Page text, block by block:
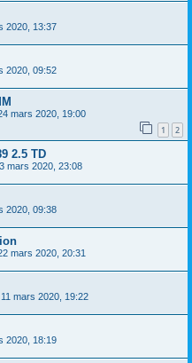
2020, 13:37
2020, 09:52
mars 2020, 19:00
1 2
2.5 TD
mars 2020, 23:08
2020, 09:38
mars 2020, 20:31
11 mars 2020, 19:22
2020, 18:19